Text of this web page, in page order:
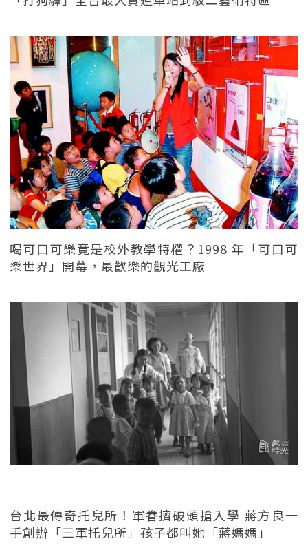
喝可口可樂竟是校外教學特權？1998 年「可口可
樂世界」開幕，最歡樂的觀光工廠
台北最傳奇托兒所！軍眷擠破頭搶入學 蔣方良一
手創辦「三軍托兒所」孩子都叫她「蔣媽媽」